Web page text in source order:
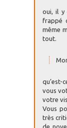
oui, il y
frappé
même
tout.
qu’est-
vous
votre
Vous
très
de